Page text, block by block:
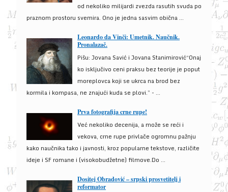
od nekoliko milijardi zvezda rasutih svuda po
praznom prostoru svemira. Ono je jedna sasvim obična ...
Leonardo da Vinči: Umetnik. Naučnik.
Pronalazač.
Pišu: Jovana Savić i Jovana Stanimirović“Onaj
ko isključivo ceni praksu bez teorije je poput
moreplovca koji se ukrca na brod bez
kormila i kompasa, ne znajući kuda se plovi.” - ...
Prva fotografija crne rupe!
Već nekoliko decenija, a može se reći i
vekova, crne rupe privlače ogromnu pažnju
kako naučnika tako i javnosti, kroz popularne tekstove, različite
ideje i SF romane i (visokobudžetne) filmove.Do ...
Dositej Obradović – srpski prosvetitelj i
reformator